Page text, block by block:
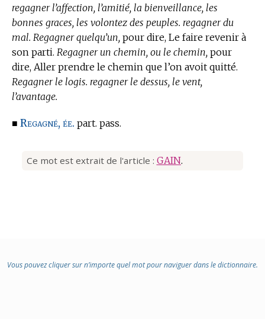
regagner l’affection, l’amitié, la bienveillance, les
bonnes graces, les volontez des peuples. regagner du
mal. Regagner quelqu’un, pour dire, Le faire revenir à
son parti. Regagner un chemin, ou le chemin, pour
dire, Aller prendre le chemin que l’on avoit quitté.
Regagner le logis. regagner le dessus, le vent,
l’avantage.
■ Regagné, ée. part. pass.
Ce mot est extrait de l'article : GAIN.
Vous pouvez cliquer sur n’importe quel mot pour naviguer dans le dictionnaire.